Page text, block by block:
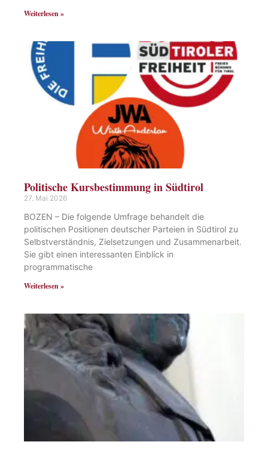
Weiterlesen »
Politische Kursbestimmung in Südtirol
27. Mai 2026
BOZEN – Die folgende Umfrage behandelt die
politischen Positionen deutscher Parteien in Südtirol zu
Selbstverständnis, Zielsetzungen und Zusammenarbeit.
Sie gibt einen interessanten Einblick in
programmatische
Weiterlesen »